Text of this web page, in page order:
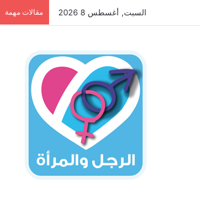
السبت, أغسطس 8 2026 مقالات مهمة